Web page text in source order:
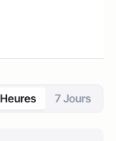
7 Jours